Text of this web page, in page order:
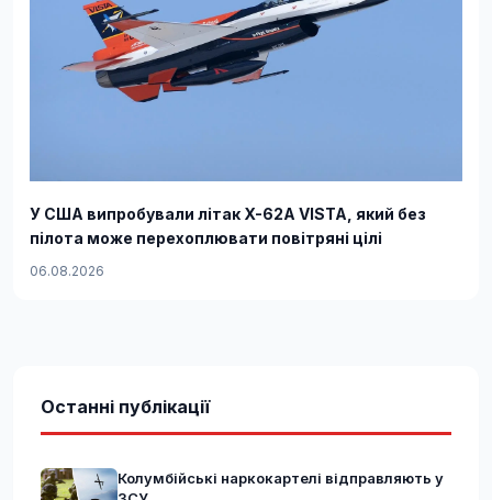
У США випробували літак X-62A VISTA, який без
пілота може перехоплювати повітряні цілі
06.08.2026
Останні публікації
Колумбійські наркокартелі відправляють у